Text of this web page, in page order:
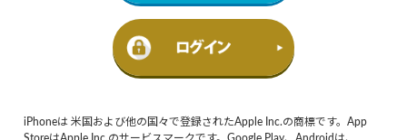
iPhoneは 米国および他の国々で登録されたApple Inc.の商標です。App